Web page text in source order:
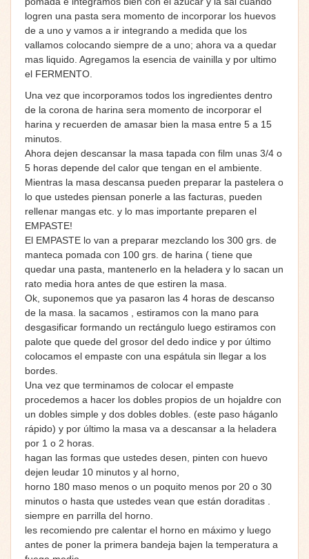
logren una pasta sera momento de incorporar los huevos
de a uno y vamos a ir integrando a medida que los
vallamos colocando siempre de a uno; ahora va a quedar
mas liquido. Agregamos la esencia de vainilla y por ultimo
el FERMENTO.
Una vez que incorporamos todos los ingredientes dentro
de la corona de harina sera momento de incorporar el
harina y recuerden de amasar bien la masa entre 5 a 15
minutos.
Ahora dejen descansar la masa tapada con film unas 3/4 o
5 horas depende del calor que tengan en el ambiente.
Mientras la masa descansa pueden preparar la pastelera o
lo que ustedes piensan ponerle a las facturas, pueden
rellenar mangas etc. y lo mas importante preparen el
EMPASTE!
El EMPASTE lo van a preparar mezclando los 300 grs. de
manteca pomada con 100 grs. de harina ( tiene que
quedar una pasta, mantenerlo en la heladera y lo sacan un
rato media hora antes de que estiren la masa.
Ok, suponemos que ya pasaron las 4 horas de descanso
de la masa. la sacamos , estiramos con la mano para
desgasificar formando un rectángulo luego estiramos con
palote que quede del grosor del dedo indice y por último
colocamos el empaste con una espátula sin llegar a los
bordes.
Una vez que terminamos de colocar el empaste
procedemos a hacer los dobles propios de un hojaldre con
un dobles simple y dos dobles dobles. (este paso háganlo
rápido) y por último la masa va a descansar a la heladera
por 1 o 2 horas.
hagan las formas que ustedes desen, pinten con huevo
dejen leudar 10 minutos y al horno,
horno 180 maso menos o un poquito menos por 20 o 30
minutos o hasta que ustedes vean que están doraditas .
siempre en parrilla del horno.
les recomiendo pre calentar el horno en máximo y luego
antes de poner la primera bandeja bajen la temperatura a